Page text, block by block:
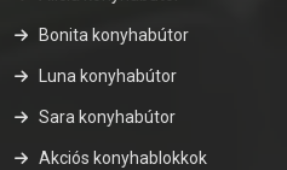
Bonita konyhabútor
Luna konyhabútor
Sara konyhabútor
Akciós konyhablokkok